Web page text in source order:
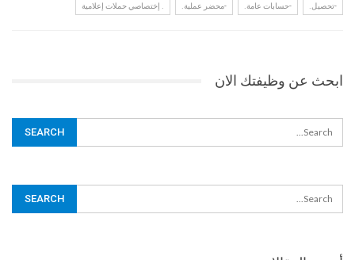
-تحصيل. -حسابات عامة. -محضر عملية. . إختصاصي حملات إعلامية
ابحث عن وظيفتك الان